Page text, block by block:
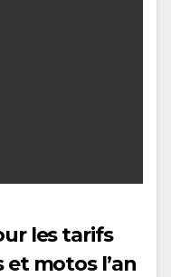
les tarifs
et motos l’an